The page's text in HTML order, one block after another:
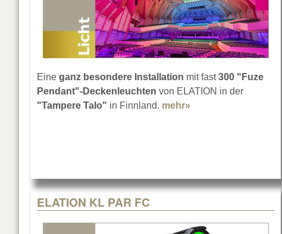
Eine ganz besondere Installation mit fast300 "Fuze
Pendant"-Deckenleuchten von ELATION in der
"Tampere Talo" in Finnland. mehr» about ELATION in
ELATION KL PAR FC